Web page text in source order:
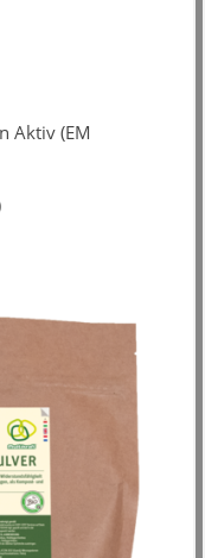
Aktiv (EM